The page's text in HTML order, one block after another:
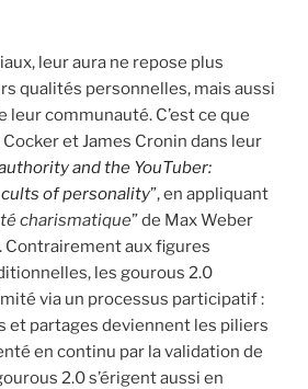
leur aura ne repose plus
qualités personnelles, mais aussi
leur communauté. C’est ce que
et James Cronin dans leur
and the YouTuber:
of personality”, en appliquant
charismatique” de Max Weber
Contrairement aux figures
les gourous 2.0
via un processus participatif :
et partages deviennent les piliers
en continu par la validation de
2.0 s’érigent aussi en